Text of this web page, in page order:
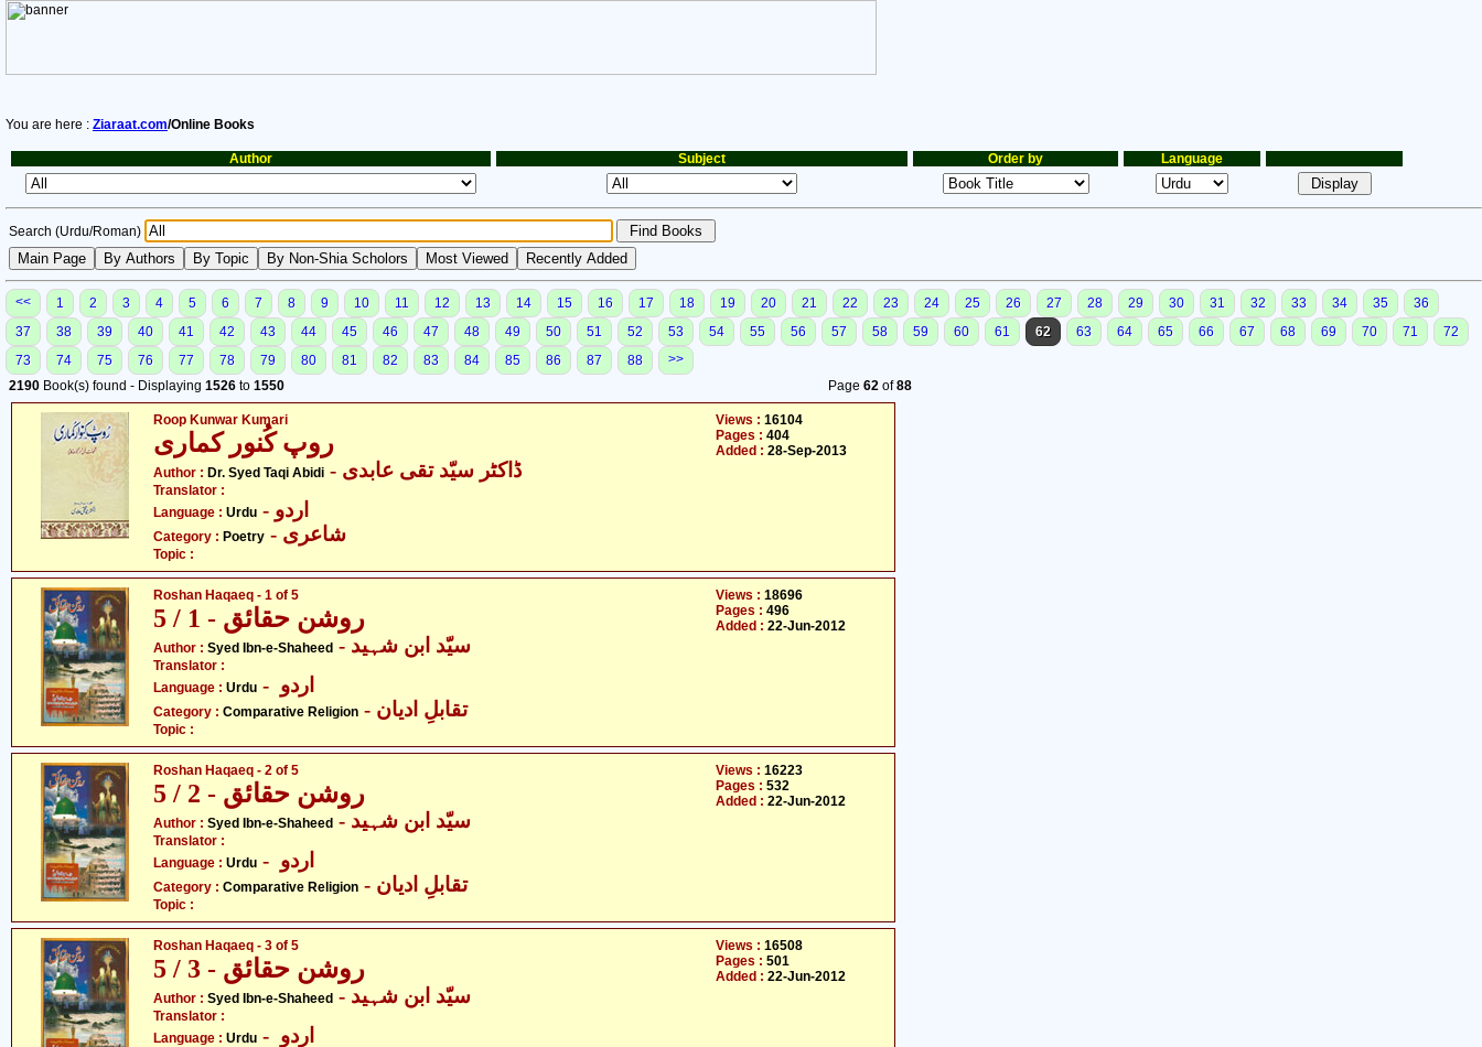
You are here : Ziaraat.com/Online Books
Author Subject Order by Language
Search (Urdu/Roman)
<< 1 2 3 4 5 6 7 8 9 10 11 12 13 14 15 16 17 18 19 20 21 22 23 24 25 26 27 28 29 30 31 32 33 34 35
36
37
38 39 40 41 42 43 44 45 46 47 48 49 50 51 52 53 54 55 56 57 58 59 60 61 62 63 64 65 66 67 68 69 70 71
72
73
74 75 76 77 78 79 80 81 82 83 84 85 86 87 88
>>
2190 Book(s) found - Displaying 1526 to 1550 Page 62of88
Roop Kunwar Kumari
روپ کُنور کماری
Author : Dr. Syed Taqi Abidi - ڈاکٹر سیّد تقی عابدی
Translator :
Language : Urdu - اردو
Category : Poetry - شاعری
Topic :
Views : 16104
Pages : 404
Added : 28-Sep-2013
Roshan Haqaeq - 1 of 5
روشن حقائق - 1 / 5
Author : Syed Ibn-e-Shaheed - سیّد ابن شہید
Translator :
Language : Urdu
Category : Comparative Religion - تقابلِ ادیان
Topic :
Views : 18696
Pages : 496
Added : 22-Jun-2012
Roshan Haqaeq - 2 of 5
روشن حقائق - 2 / 5
Author : Syed Ibn-e-Shaheed - سیّد ابن شہید
Translator :
Language : Urdu
Category : Comparative Religion - تقابلِ ادیان
Topic :
Views : 16223
Pages : 532
Added : 22-Jun-2012
Roshan Haqaeq - 3 of 5
روشن حقائق - 3 / 5
Author : Syed Ibn-e-Shaheed - سیّد ابن شہید
Translator :
Language : Urdu
Views : 16508
Pages : 501
Added : 22-Jun-2012